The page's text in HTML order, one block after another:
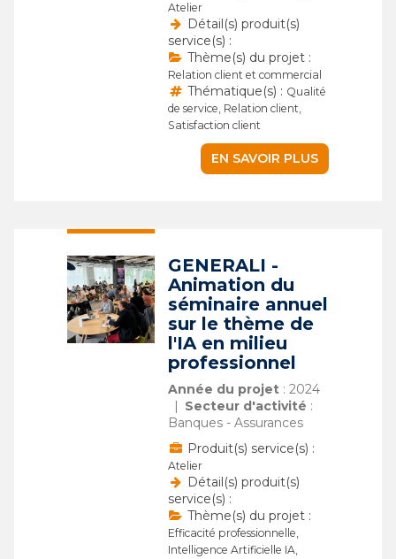
Atelier
Détail(s) produit(s)
service(s) :
Thème(s) du projet :
Relation client et commercial
Thématique(s) : Qualité
de service, Relation client,
Satisfaction client
EN SAVOIR PLUS
GENERALI -
Animation du
séminaire annuel
sur le thème de
l'IA en milieu
professionnel
Année du projet: 2024
Secteur d'activité :
Banques - Assurances
Produit(s) service(s) :
Atelier
Détail(s) produit(s)
service(s) :
Thème(s) du projet :
Efficacité professionnelle,
Intelligence Artificielle IA,